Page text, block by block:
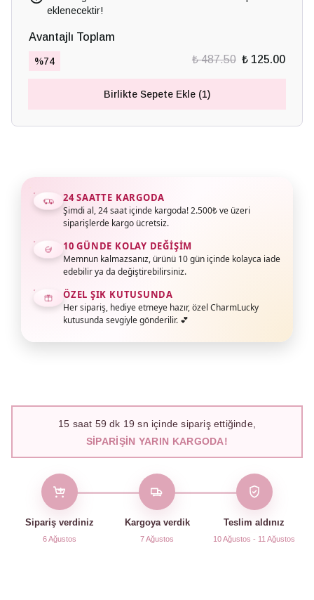
eklenecektir!
Avantajlı Toplam
%74 ₺ 487.50 ₺ 125.00
Birlikte Sepete Ekle (1)
24 SAATTE KARGODA
Şimdi al, 24 saat içinde kargoda! 2.500₺ ve üzeri
siparişlerde kargo ücretsiz.
10 GÜNDE KOLAY DEĞIŞIM
Memnun kalmazsanız, ürünü 10 gün içinde kolayca iade
edebilir ya da değiştirebilirsiniz.
ÖZEL ŞIK KUTUSUNDA
Her sipariş, hediye etmeye hazır, özel CharmLucky
kutusunda sevgiyle gönderilir. 💕
15 saat 59 dk 18 sn içinde sipariş ettiğinde,
SIPARIŞIN YARIN KARGODA!
Sipariş verdiniz
6 Ağustos
Kargoya verdik
7 Ağustos
Teslim aldınız
10 Ağustos - 11 Ağustos